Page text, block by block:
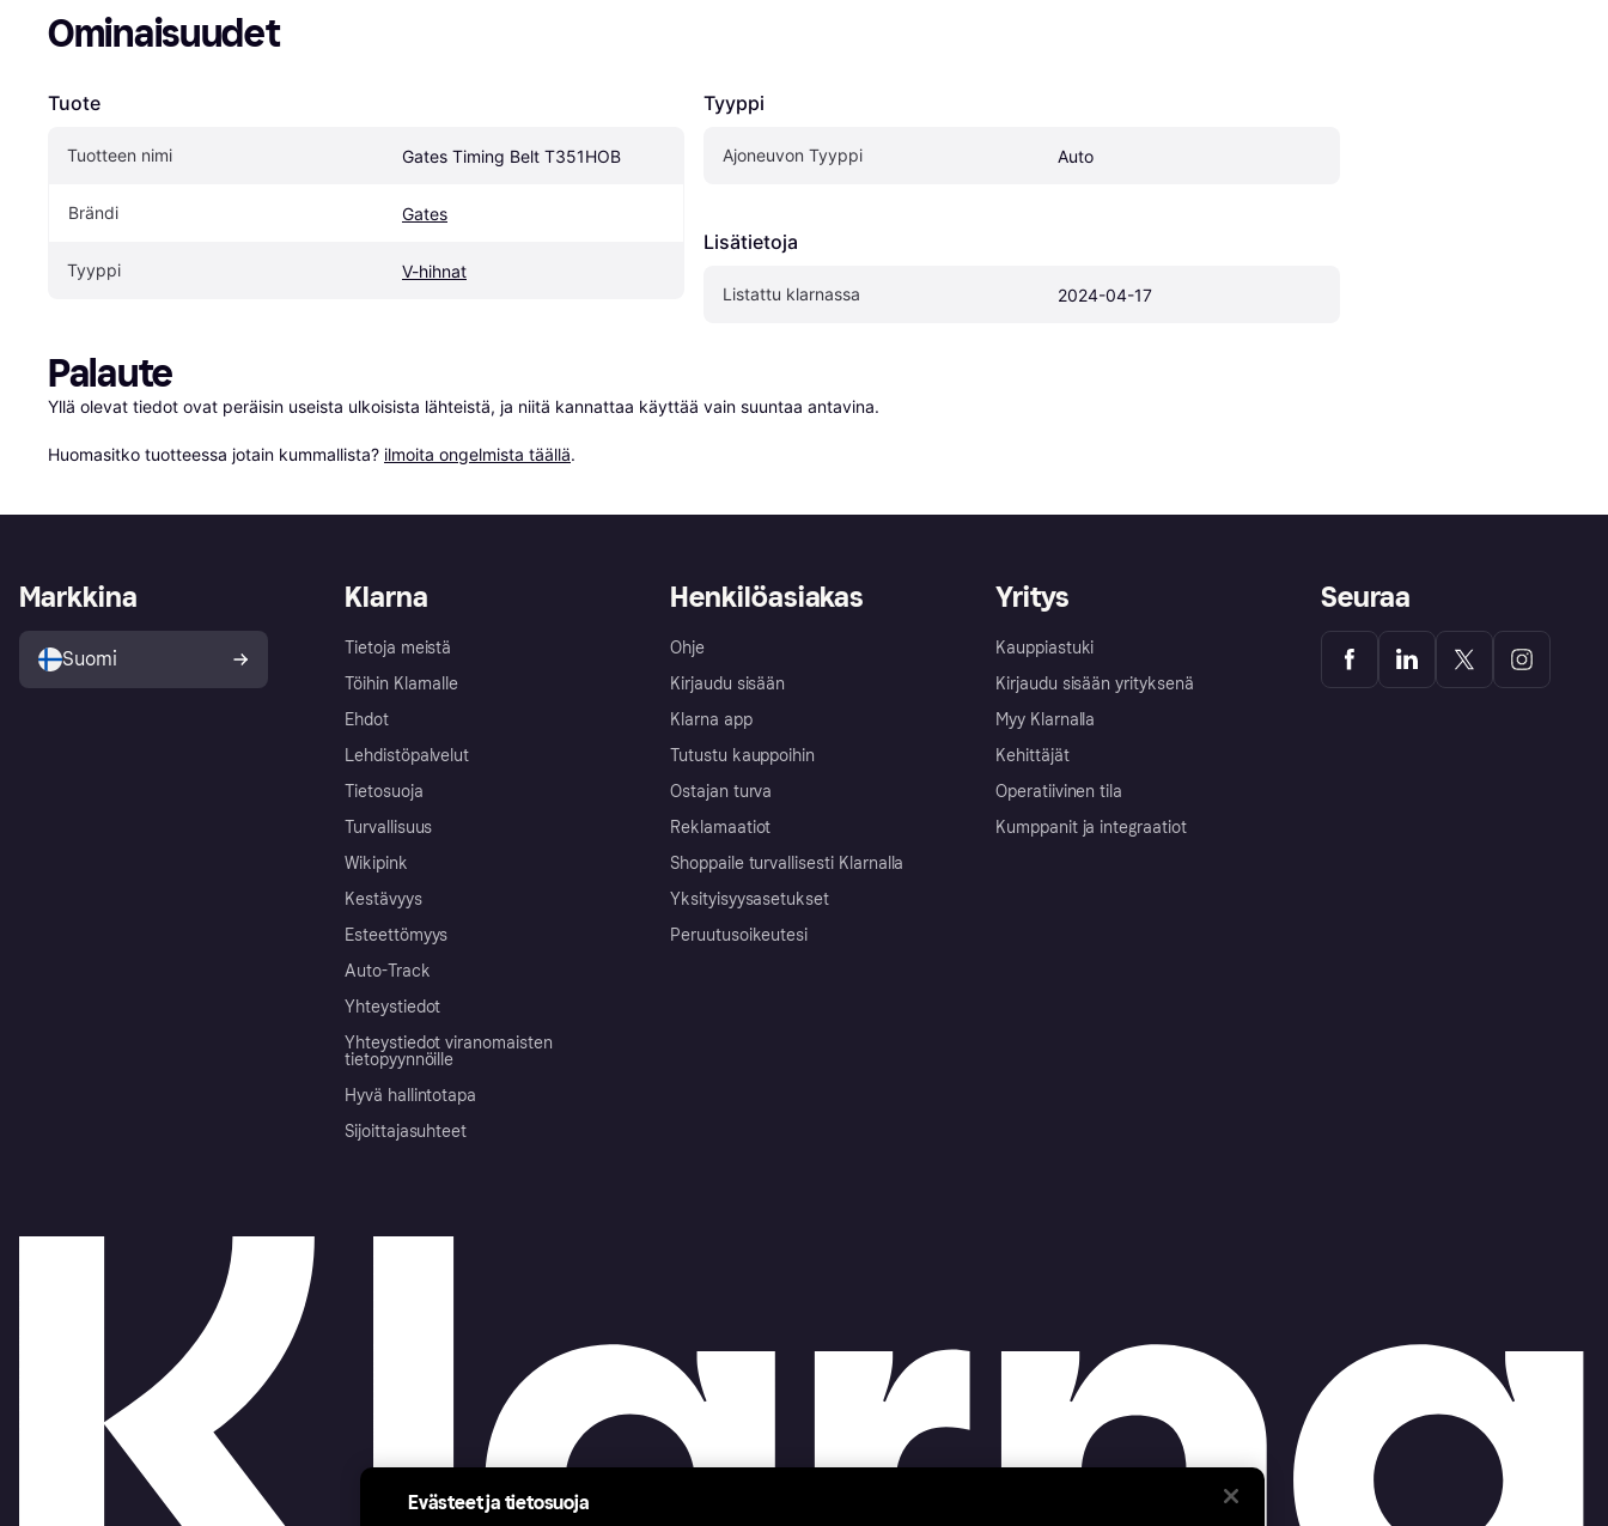
Ominaisuudet
Tuote
Tuotteen nimi Gates Timing Belt T351HOB
Brändi Gates
Tyyppi V-hihnat
Tyyppi
Ajoneuvon Tyyppi Auto
Lisätietoja
Listattu klarnassa 2024-04-17
Palaute
Yllä olevat tiedot ovat peräisin useista ulkoisista lähteistä, ja niitä kannattaa käyttää vain suuntaa antavina.
Huomasitko tuotteessa jotain kummallista? ilmoita ongelmista täällä.
Klarna
Tietoja meistä
Töihin Klarnalle
Ehdot
Lehdistöpalvelut
Tietosuoja
Turvallisuus
Wikipink
Kestävyys
Esteettömyys
Auto-Track
Yhteystiedot
Yhteystiedot viranomaisten
tietopyynnöille
Hyvä hallintotapa
Sijoittajasuhteet
Henkilöasiakas
Ohje
Kirjaudu sisään
Klarna app
Tutustu kauppoihin
Ostajan turva
Reklamaatiot
Shoppaile turvallisesti Klarnalla
Yksityisyysasetukset
Peruutusoikeutesi
Yritys
Kauppiastuki
Kirjaudu sisään yrityksenä
Myy Klarnalla
Kehittäjät
Operatiivinen tila
Kumppanit ja integraatiot
Markkina
Suomi
Seuraa
Evästeet ja tietosuoja